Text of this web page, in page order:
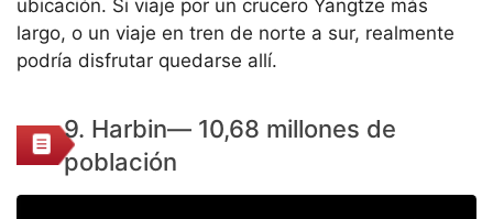
ubicación. Si viaje por un crucero Yangtze más
largo, o un viaje en tren de norte a sur, realmente
podría disfrutar quedarse allí.
9. Harbin— 10,68 millones de
población